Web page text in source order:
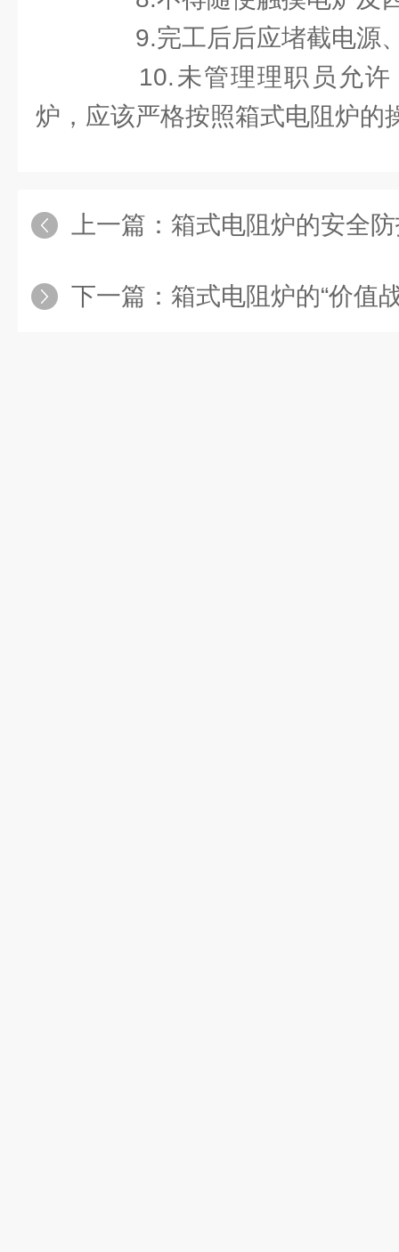
9.完工后后应堵截电源
10.未管理理职员允许
炉，应该严格按照箱式电阻炉的
上一篇： 箱式电阻炉的安全
下一篇： 箱式电阻炉的“价值战